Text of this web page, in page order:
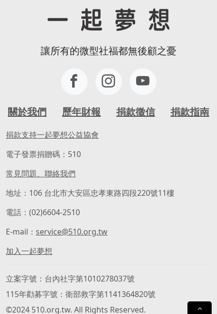
⌃
讓所有的微型社福都無後顧之憂
關於我們 歷年財報 捐款徵信 捐款指南
捐款支持一起夢想公益協會
電子發票捐贈碼：510
常見問題、聯絡我們
地址：106 台北市大安區忠孝東路四段220號11樓
電話：(02)6604-2510
E-mail： service@510.org.tw
加入一起夢想
立案字號
台內社字第1010278037號
115年勸募字號
衛部救字第1141364820號
©2024 510.org.tw. All Rights Reserved.